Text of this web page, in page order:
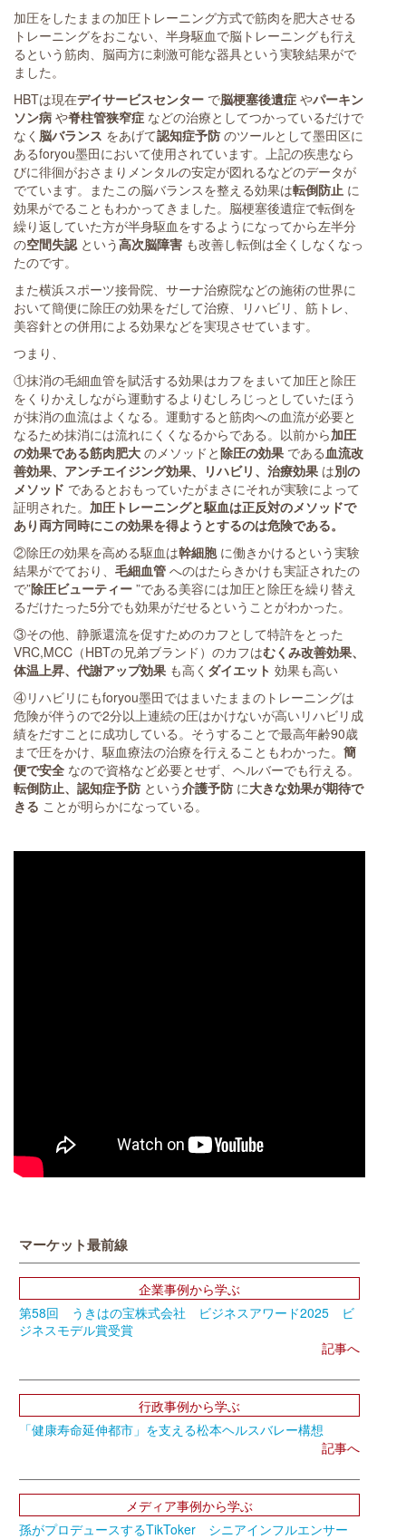
加圧をしたままの加圧トレーニング方式で筋肉を肥大させる
トレーニングをおこない、半身駆血で脳トレーニングも行え
るという筋肉、脳両方に刺激可能な器具という実験結果がで
ました。
HBTは現在デイサービスセンター で脳梗塞後遺症 やパーキン
ソン病 や脊柱管狭窄症 などの治療としてつかっているだけで
なく 脳バランス をあげて認知症予防 のツールとして墨田区に
あるforyou墨田において使用されています。上記の疾患なら
びに徘徊がおさまりメンタルの安定が図れるなどのデータが
でています。またこの脳バランスを整える効果は転倒防止 に
効果がでることもわかってきました。脳梗塞後遺症で転倒を
繰り返していた方が半身駆血をするようになってから左半分
の空間失認という高次脳障害 も改善し転倒は全くしなくなっ
たのです。
また横浜スポーツ接骨院、サーナ治療院などの施術の世界に
おいて簡便に除圧の効果をだして治療、リハビリ、筋トレ、
美容針との併用による効果などを実現させています。
つまり、
①抹消の毛細血管を賦活する効果はカフをまいて加圧と除圧
をくりかえしながら運動するよりむしろじっとしていたほう
が抹消の血流はよくなる。運動すると筋肉への血流が必要と
なるため抹消には流れにくくなるからである。以前から加圧
の効果である筋肉肥大 のメソッドと除圧の効果 である血流改
善効果、アンチエイジング効果、リハビリ、治療効果 は別の
メソッド であるとおもっていたがまさにそれが実験によって
証明された。 加圧トレーニングと駆血は正反対のメソッドで
あり両方同時にこの効果を得ようとするのは危険である。
②除圧の効果を高める駆血は幹細胞に働きかけるという実験
結果がでており、 毛細血管 へのはたらきかけも実証されたの
で”除圧ビューティー ”である美容には加圧と除圧を繰り替え
るだけたった5分でも効果がだせるということがわかった。
③その他、静脈還流を促すためのカフとして特許をとった
VRC,MCC（HBTの兄弟ブランド）のカフはむくみ改善効果、
体温上昇、代謝アップ効果 も高く ダイエット 効果も高い
④リハビリにもforyou墨田ではまいたままのトレーニングは
危険が伴うので2分以上連続の圧はかけないが高いリハビリ成
績をだすことに成功している。そうすることで最高年齢90歳
まで圧をかけ、駆血療法の治療を行えることもわかった。 簡
便で安全 なので資格など必要とせず、ヘルバーでも行える。
転倒防止、認知症予防 という介護予防 に大きな効果が期待で
きる ことが明らかになっている。
マーケット最前線
企業事例から学ぶ
第58回 うきはの宝株式会社 ビジネスアワード2025 ビ
ジネスモデル賞受賞
記事へ
行政事例から学ぶ
「健康寿命延伸都市」を支える松本ヘルスバレー構想
記事へ
メディア事例から学ぶ
孫がプロデュースするTikToker シニアインフルエンサー